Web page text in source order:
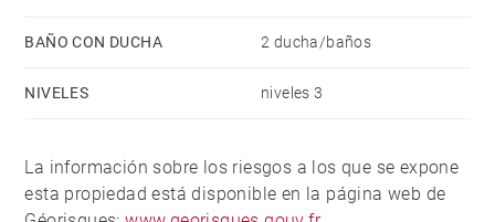
BAÑO CON DUCHA 2 ducha/baños
NIVELES niveles 3
La información sobre los riesgos a los que se expone
esta propiedad está disponible en la página web de